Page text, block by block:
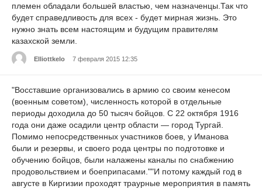
племен обладали большей властью, чем назначенцы.Так что
будет справедливость для всех - будет мирная жизнь. Это
нужно знать всем настоящим и будущим правителям
казахской земли.
Elliottkelo 7 февраля 2015 12:35
"Восставшие организовались в армию со своим кенесом
(военным советом), численность которой в отдельные
периоды доходила до 50 тысяч бойцов. С 22 октября 1916
года они даже осадили центр области — город Тургай.
Помимо непосредственных участников боев, у Иманова
были и резервы, и своего рода центры по подготовке и
обучению бойцов, были налажены каналы по снабжению
продовольствием и боеприпасами.""И потому каждый год в
августе в Киргизии проходят траурные мероприятия в память